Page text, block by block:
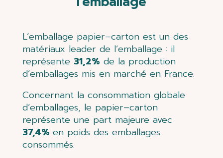
L’emballage papier–carton est un des
matériaux leader de l’emballage : il
représente 31,2% de la production
d’emballages mis en marché en France.
Concernant la consommation globale
d’emballages, le papier–carton
représente une part majeure avec
37,4% en poids des emballages
consommés.